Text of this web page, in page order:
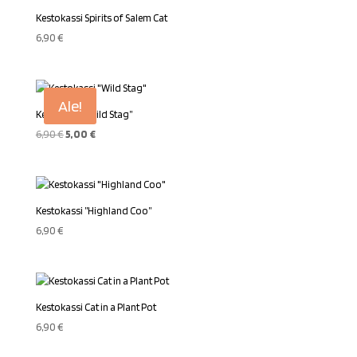
Kestokassi Spirits of Salem Cat
6,90€
Ale!
Kestokassi ”Wild Stag”
6,90€ Alkuperäinen
6,90 €.
5,00 €Nykyinen
5,00 €.
Kestokassi ”Highland Coo”
6,90€
Kestokassi Cat in a Plant Pot
6,90€